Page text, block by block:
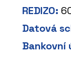
REDIZO:
Datová
Bankovní